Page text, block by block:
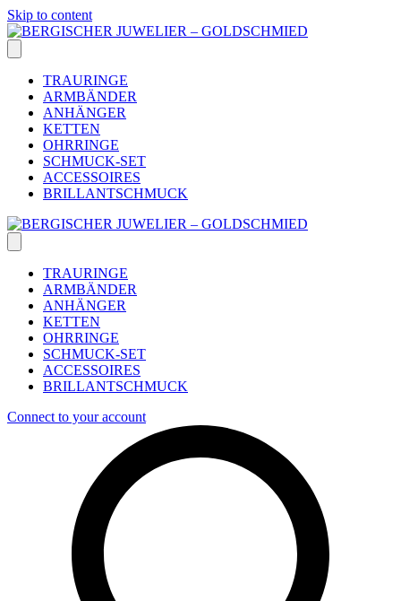
Skip to content
TRAURINGE
ARMBÄNDER
ANHÄNGER
KETTEN
OHRRINGE
SCHMUCK-SET
ACCESSOIRES
BRILLANTSCHMUCK
TRAURINGE
ARMBÄNDER
ANHÄNGER
KETTEN
OHRRINGE
SCHMUCK-SET
ACCESSOIRES
BRILLANTSCHMUCK
Connect to your account